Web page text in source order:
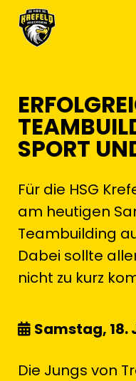
SPORT
Für die HSG
am heutigen
Teambuilding
Dabei sollte
nicht zu kurz
Samstag, 18.
Die Jungs von